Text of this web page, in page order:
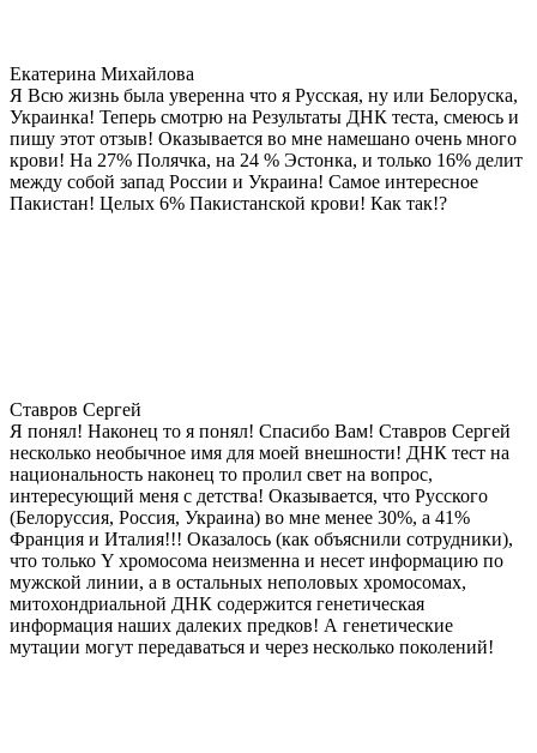
Екатерина Михайлова
Я Всю жизнь была уверенна что я Русская, ну или Белоруска,
Украинка! Теперь смотрю на Результаты ДНК теста, смеюсь и
пишу этот отзыв! Оказывается во мне намешано очень много
крови! На 27% Полячка, на 24 % Эстонка, и только 16% делит
между собой запад России и Украина! Самое интересное
Пакистан! Целых 6% Пакистанской крови! Как так!?
Ставров Сергей
Я понял! Наконец то я понял! Спасибо Вам! Ставров Сергей
несколько необычное имя для моей внешности! ДНК тест на
национальность наконец то пролил свет на вопрос,
интересующий меня с детства! Оказывается, что Русского
(Белоруссия, Россия, Украина) во мне менее 30%, а 41%
Франция и Италия!!! Оказалось (как объяснили сотрудники),
что только Y хромосома неизменна и несет информацию по
мужской линии, а в остальных неполовых хромосомах,
митохондриальной ДНК содержится генетическая
информация наших далеких предков! А генетические
мутации могут передаваться и через несколько поколений!